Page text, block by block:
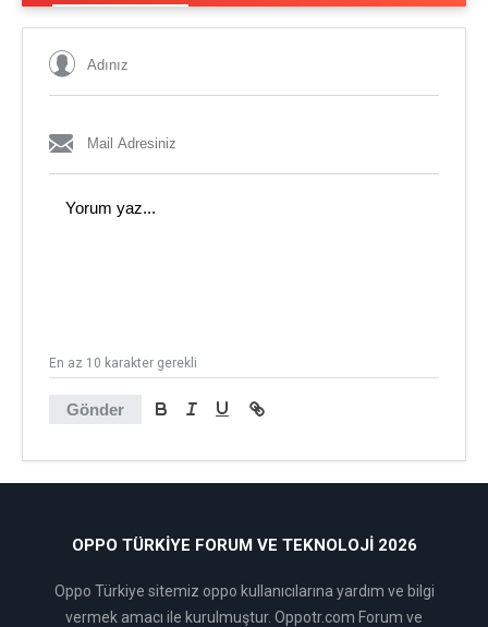
Gönder
En az 10 karakter gerekli
OPPO TÜRKIYE FORUM VE TEKNOLOJI 2026
Oppo Türkiye sitemiz oppo kullanıcılarına yardım ve bilgi
vermek amacı ile kurulmuştur. Oppotr.com Forum ve